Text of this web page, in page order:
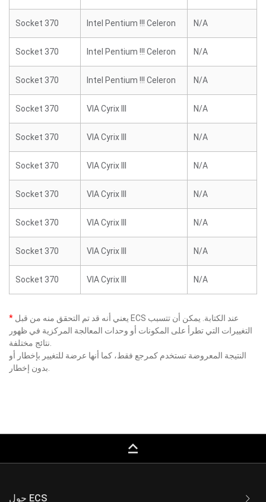
Socket 370 Intel Pentium !!! Celeron N/A
Socket 370 Intel Pentium !!! Celeron N/A
Socket 370 Intel Pentium !!! Celeron N/A
Socket 370 VIA Cyrix III N/A
Socket 370 VIA Cyrix III N/A
Socket 370 VIA Cyrix III N/A
Socket 370 VIA Cyrix III N/A
Socket 370 VIA Cyrix III N/A
Socket 370 VIA Cyrix III N/A
Socket 370 VIA Cyrix III N/A
*
التغييرات التي تطرأ على المكونات أو وحدات المعالجة المركزية في ظهور
النتيجة المعروضة تستخدم كمرجع فقط، كما أنها عرضة للتغيير بإخطار أو
keyboard_capslock
حول ECS